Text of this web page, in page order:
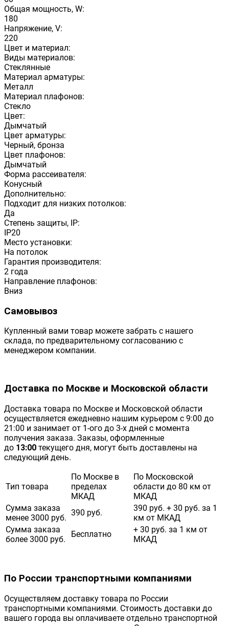
Общая мощность, W:
180
Напряжение, V:
220
Цвет и материал:
Виды материалов:
Стеклянные
Материал арматуры:
Металл
Материал плафонов:
Стекло
Цвет:
Дымчатый
Цвет арматуры:
Черный, бронза
Цвет плафонов:
Дымчатый
Форма рассеивателя:
Конусный
Дополнительно:
Подходит для низких потолков:
Да
Степень защиты, IP:
IP20
Место установки:
На потолок
Гарантия производителя:
2 года
Направление плафонов:
Вниз
Самовывоз
Купленный вами товар можете забрать с нашего
склада, по предварительному согласованию с
менеджером компании.
Доставка по Москве и Московской области
Доставка товара по Москве и Московской области
осуществляется ежедневно нашим курьером с 9:00 до
21:00 и занимает от 1-ого до 3-х дней с момента
получения заказа. Заказы, оформленные
до 13:00 текущего дня, могут быть доставлены на
следующий день.
Тип товара
По Москве в
пределах
МКАД
По Московской
области до 80 км от
МКАД
Сумма заказа
менее 3000 руб.
390 руб.
390 руб. + 30 руб. за 1
км от МКАД
Сумма заказа
более 3000 руб.
Бесплатно
+ 30 руб. за 1 км от
МКАД
По России транспортными компаниями
Осуществляем доставку товара по России
транспортными компаниями. Стоимость доставки до
вашего города вы оплачиваете отдельно транспортной